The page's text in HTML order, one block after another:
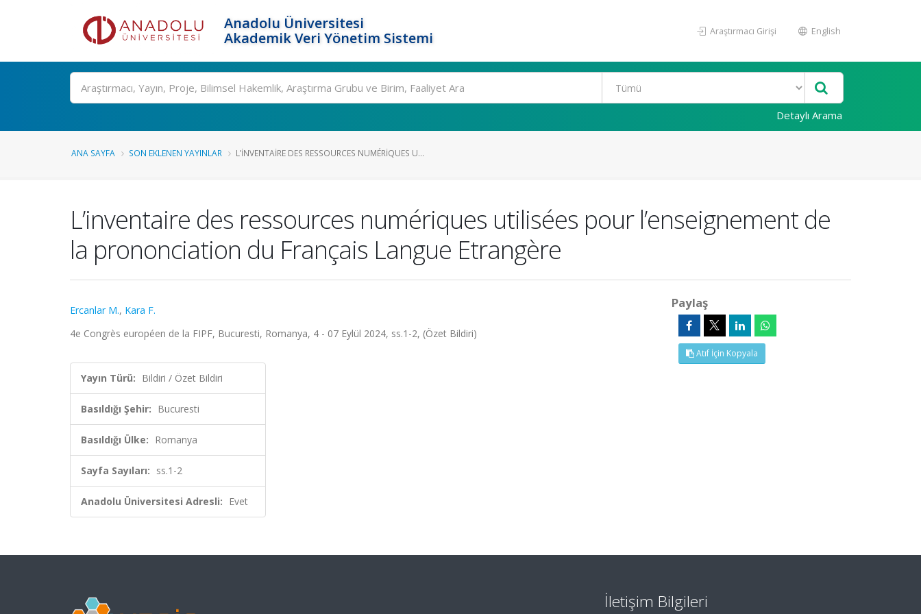
Anadolu Üniversitesi
Akademik Veri Yönetim Sistemi
Araştırmacı Girişi English
Ara
Detaylı Arama
ANA SAYFA SON EKLENEN YAYINLAR L’INVENTAIRE DES RESSOURCES NUMÉRIQUES U...
L’inventaire des ressources numériques utilisées pour l’enseignement de
la prononciation du Français Langue Etrangère
Ercanlar M., Kara F.
4e Congrès européen de la FIPF, Bucuresti, Romanya, 4 - 07 Eylül 2024, ss.1-2, (Özet Bildiri)
Yayın Türü: Bildiri / Özet Bildiri
Basıldığı Şehir: Bucuresti
Basıldığı Ülke: Romanya
Sayfa Sayıları: ss.1-2
Anadolu Üniversitesi Adresli: Evet
Paylaş
Atıf İçin Kopyala
İletişim Bilgileri